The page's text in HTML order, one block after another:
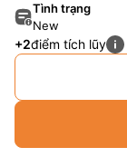
Tình trạng
New
+2điểm tích lũy